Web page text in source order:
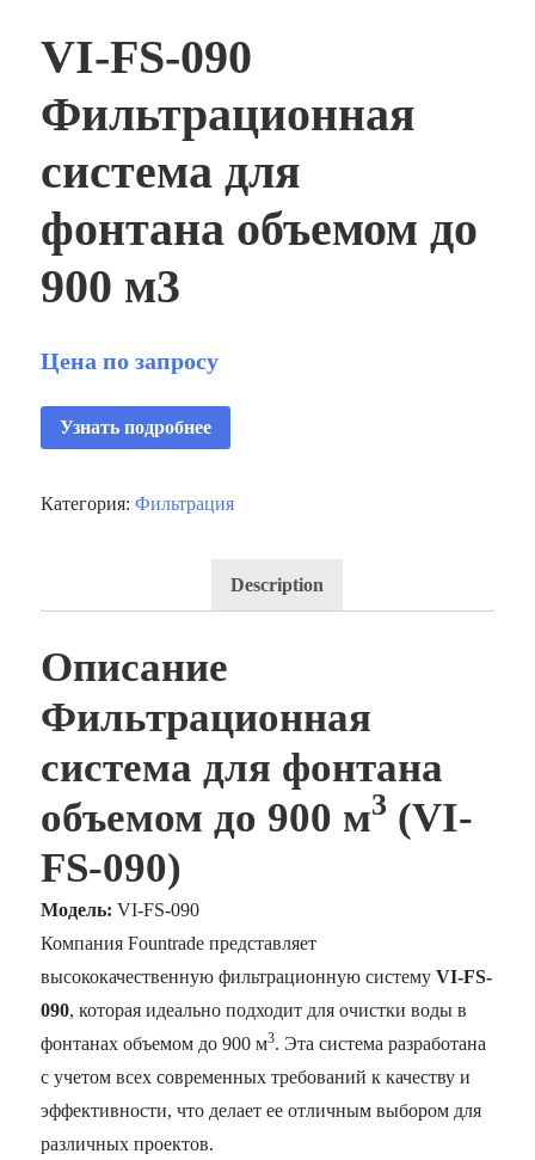
VI-FS-090
Фильтрационная
система для
фонтана объемом до
900 м3
Цена по запросу
Узнать подробнее
Категория:Фильтрация
Description
Описание
Фильтрационная
система для фонтана
объемом до 900 м3 (VI-
FS-090)
Модель: VI-FS-090
Компания Fountrade представляет
высококачественную фильтрационную системуVI-FS-
090, которая идеально подходит для очистки воды в
фонтанах объемом до 900 м3. Эта система разработана
с учетом всех современных требований к качеству и
эффективности, что делает ее отличным выбором для
различных проектов.